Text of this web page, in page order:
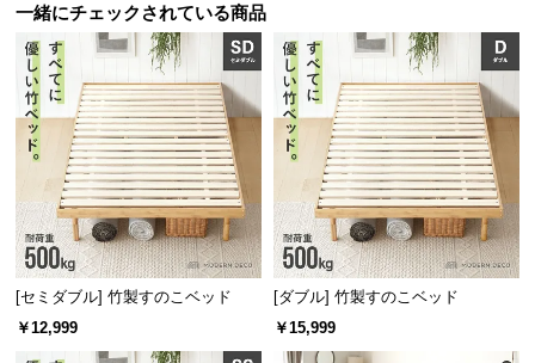
一緒にチェックされている商品
[セミダブル] 竹製すのこベッド
￥12,999
[ダブル] 竹製すのこベッド
￥15,999